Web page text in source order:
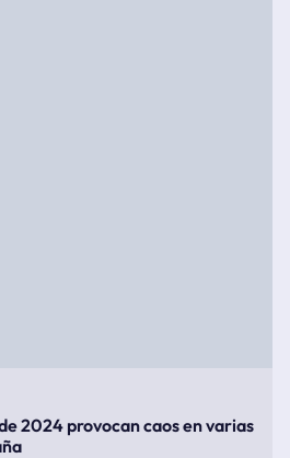
2024 provocan caos en varias